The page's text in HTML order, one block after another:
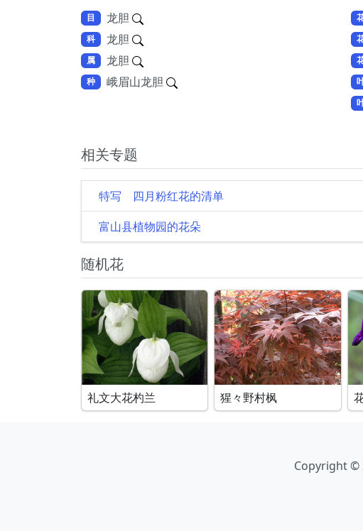
目 龙胆
科 龙胆
属 龙胆
种 峨眉山龙胆
相关专题
特写 四月粉红花的清单
富山县植物园的花朵
随机花
礼文大花杓兰 猩々野村枫
Copyright ©